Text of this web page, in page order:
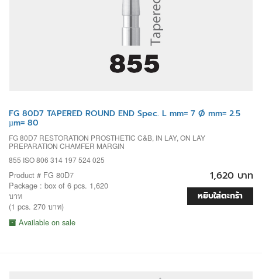
FG 80D7 TAPERED ROUND END Spec. L mm= 7 Ø mm= 2.5
µm= 80
FG 80D7 RESTORATION PROSTHETIC C&B, IN LAY, ON LAY
PREPARATION CHAMFER MARGIN
855 ISO 806 314 197 524 025
Product # FG 80D7
Package : box of 6 pcs. 1,620
บาท
(1 pcs. 270 บาท)
Available on sale
1,620 บาท
หยิบใส่ตะกร้า